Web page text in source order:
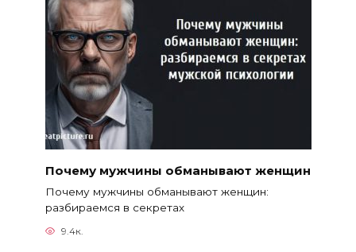
Почему мужчины обманывают женщин
Почему мужчины обманывают женщин:
разбираемся в секретах
9.4к.